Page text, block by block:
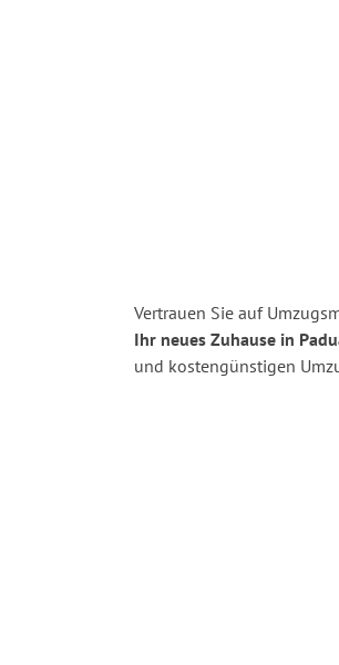
Vertrauen Sie auf
Ihr neues Zuhause in
und kostengünstigen